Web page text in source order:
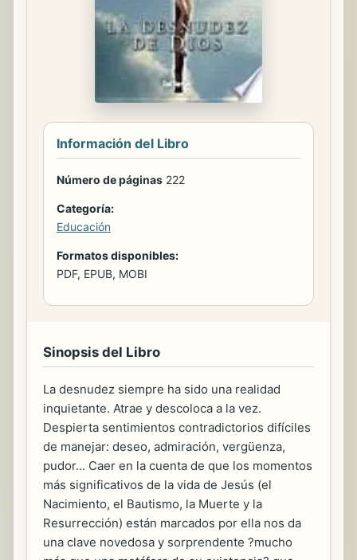
Información del Libro
Número de páginas 222
Categoría:
Educación
Formatos disponibles:
PDF, EPUB, MOBI
Sinopsis del Libro
La desnudez siempre ha sido una realidad
inquietante. Atrae y descoloca a la vez.
Despierta sentimientos contradictorios difíciles
de manejar: deseo, admiración, vergüenza,
pudor... Caer en la cuenta de que los momentos
más significativos de la vida de Jesús (el
Nacimiento, el Bautismo, la Muerte y la
Resurrección) están marcados por ella nos da
una clave novedosa y sorprendente ?mucho